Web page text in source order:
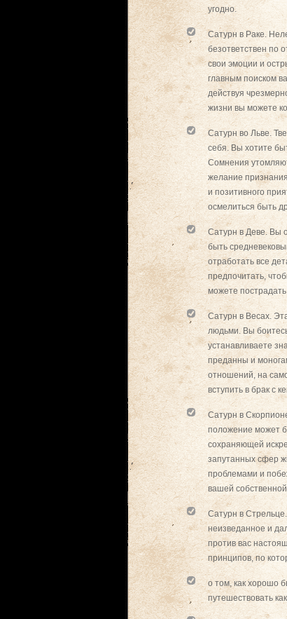
угодно.
Сатурн в Раке.
безответствен по
свои эмоции и
главным поиском
действуя
жизни вы можете
Сатурн во Льве.
себя. Вы хотите
Сомнения
желание
и позитивного
осмелиться быть
Сатурн в Деве. Вы
быть
отработать все
предпочитать,
можете
Сатурн в Весах.
людьми. Вы
устанавливаете
преданны и
отношений, на
вступить в брак с
Сатурн в
положение может
сохраняющей
запутанных сфер
проблемами и
вашей
Сатурн в
неизведанное и
против вас
принципов, по
о том, как хорошо
путешествовать